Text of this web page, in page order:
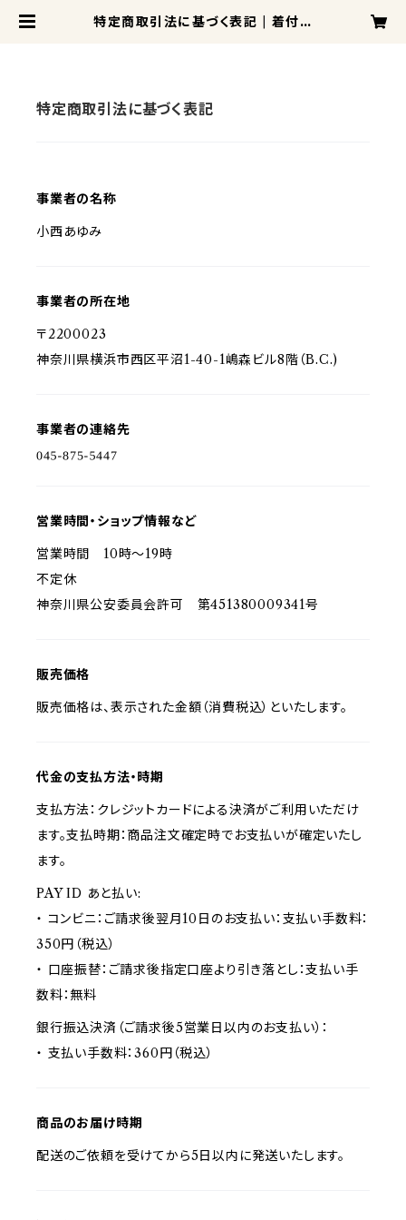
特定商取引法に基づく表記 | 着付け
特定商取引法に基づく表記
事業者の名称
小西あゆみ
事業者の所在地
〒2200023
神奈川県横浜市西区平沼1-40-1嶋森ビル8階（B.C.)
事業者の連絡先
営業時間・ショップ情報など
営業時間 10時～19時
不定休
神奈川県公安委員会許可 第451380009341号
販売価格
販売価格は、表示された金額（消費税込）といたします。
代金の支払方法・時期
支払方法：クレジットカードによる決済がご利用いただけ
ます。支払時期：商品注文確定時でお支払いが確定いたし
ます。
PAY ID あと払い:
・ コンビニ：ご請求後翌月10日のお支払い：支払い手数料：
350円（税込）
・ 口座振替：ご請求後指定口座より引き落とし：支払い手
数料：無料
銀行振込決済（ご請求後5営業日以内のお支払い）：
・ 支払い手数料：360円（税込）
商品のお届け時期
配送のご依頼を受けてから5日以内に発送いたします。